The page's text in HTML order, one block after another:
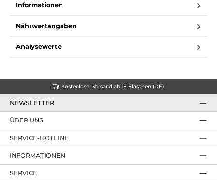
Informationen
Nährwertangaben
Analysewerte
Kostenloser Versand ab 18 Flaschen (DE)
NEWSLETTER
SERVICE-HOTLINE
ÜBER UNS
INFORMATIONEN
SERVICE